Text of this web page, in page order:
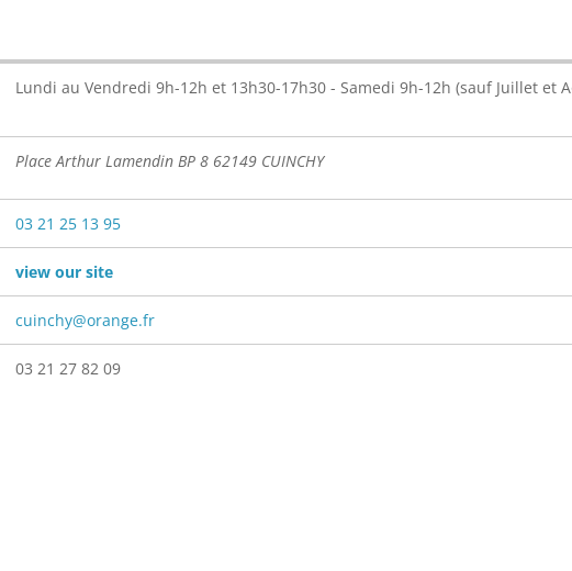
Lundi au Vendredi 9h-12h et 13h30-17h30 - Samedi 9h-12h (sauf Juillet et
Place Arthur Lamendin BP 8 62149 CUINCHY
03 21 25 13 95
view our site
cuinchy@orange.fr
03 21 27 82 09